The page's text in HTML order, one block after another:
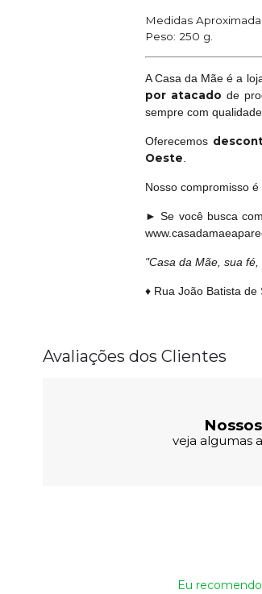
Medidas
Peso: 250 g.
A Casa da Mãe é a
por atacado de
sempre com
Oferecemos
Oeste
Nosso compromisso
► Se você busca
"Casa da Mãe, sua
♦ Rua João Batista de
Avaliações dos Clientes
veja algumas
Eu